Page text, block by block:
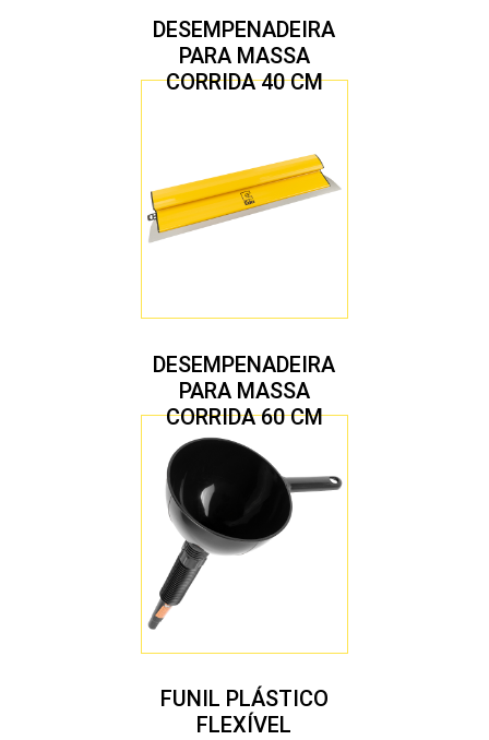
DESEMPENADEIRA
PARA MASSA
CORRIDA 40 CM
DESEMPENADEIRA
PARA MASSA
CORRIDA 60 CM
FUNIL PLÁSTICO
FLEXÍVEL